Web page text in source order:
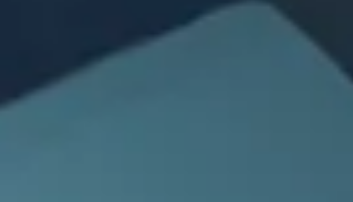
Wie wäre es, wenn Ihre Kunden Ihre Marke mehrmals täglich zu
Gesicht bekommen? Und zwar jedes Mal, wenn sie ihr Handy in
die Hand nehmen?